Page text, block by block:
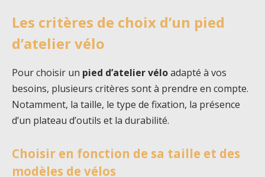
Les critères de choix d’un pied
d’atelier vélo
Pour choisir un pied d’atelier véloadapté à vos
besoins, plusieurs critères sont à prendre en compte.
Notamment, la taille, le type de fixation, la présence
d’un plateau d’outils et la durabilité.
Choisir en fonction de sa taille et des
modèles de vélos